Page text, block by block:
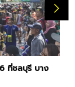
ที่ชลบุรี บาง